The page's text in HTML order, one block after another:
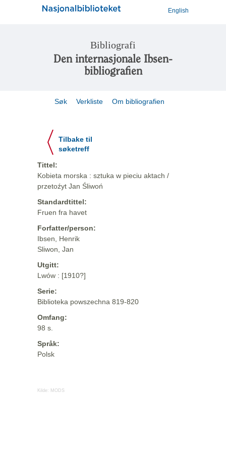
English
Bibliografi
Den internasjonale Ibsen-
bibliografien
Søk Verkliste Om bibliografien
Tilbake til
søketreff
Tittel:
Kobieta morska : sztuka w pieciu aktach /
przetoźyt Jan Śliwoń
Standardtittel:
Fruen fra havet
Forfatter/person:
Ibsen, Henrik
Sliwon, Jan
Utgitt:
Lwów : [1910?]
Serie:
Biblioteka powszechna 819-820
Omfang:
98 s.
Språk:
Polsk
Kilde: MODS